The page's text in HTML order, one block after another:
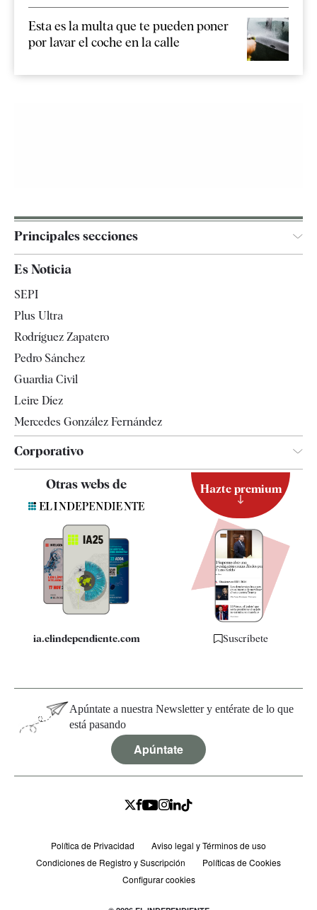
Esta es la multa que te pueden poner
por lavar el coche en la calle
Principales secciones
España
Televisión
Es Noticia
SEPI
Plus Ultra
Rodríguez Zapatero
Pedro Sánchez
Guardia Civil
Leire Díez
Mercedes González Fernández
Corporativo
Contacto
Quiénes somos
Especificaciones
Otras webs de
ia.elindependiente.com
Hazte premium
Suscríbete
Apúntate a nuestra Newsletter y entérate de lo que
está pasando
Apúntate
Política de Privacidad
Aviso legal y Términos de uso
Condiciones de Registro y Suscripción
Políticas de Cookies
Configurar cookies